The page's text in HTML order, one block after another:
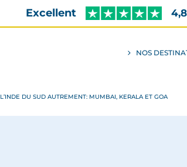
Excellent
NOS
ALLER
L’INDE DU SUD AUTREMENT: MUMBAI, KERALA ET GOA